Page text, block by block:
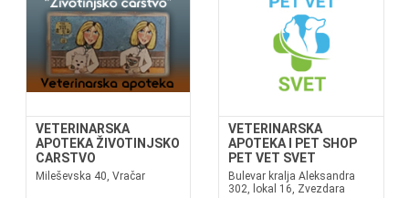
VETERINARSKA
APOTEKA ŽIVOTINJSKO
CARSTVO
Mileševska 40, Vračar
VETERINARSKA
APOTEKA I PET SHOP
PET VET SVET
Bulevar kralja Aleksandra
302, lokal 16, Zvezdara